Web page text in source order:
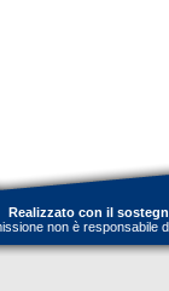
Realizzato con il
non è responsabile